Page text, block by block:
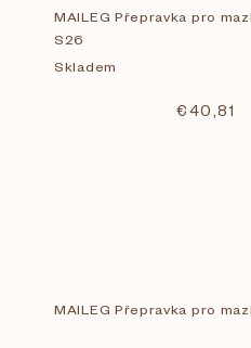
MAILEG Přepravka pro
S26
Skladem
€40,81
MAILEG Přepravka pro